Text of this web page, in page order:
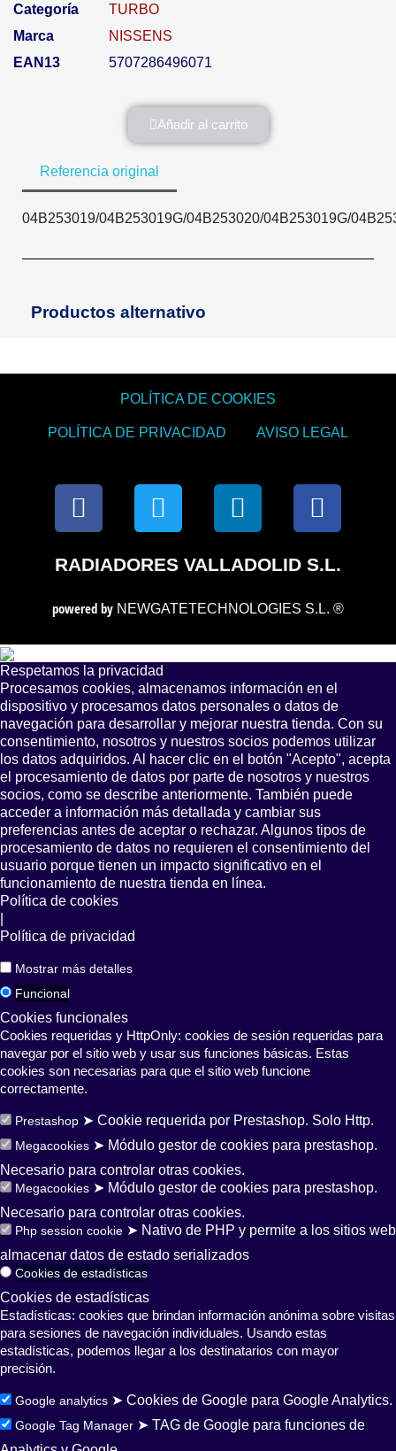
Categoría
TURBO
Marca
NISSENS
EAN13
5707286496071
Añadir al carrito
Referencia original
04B253019/04B253019G/04B253020/04B253019G/
Productos alternativo
POLÍTICA DE COOKIES
POLÍTICA DE PRIVACIDAD AVISO LEGAL
RADIADORES VALLADOLID S.L.
powered by NEWGATETECHNOLOGIES S.L. ®
Respetamos la privacidad
Procesamos cookies, almacenamos información en el
dispositivo y procesamos datos personales o datos de
navegación para desarrollar y mejorar nuestra tienda. Con su
consentimiento, nosotros y nuestros socios podemos utilizar
los datos adquiridos. Al hacer clic en el botón "Acepto", acepta
el procesamiento de datos por parte de nosotros y nuestros
socios, como se describe anteriormente. También puede
acceder a información más detallada y cambiar sus
preferencias antes de aceptar o rechazar. Algunos tipos de
procesamiento de datos no requieren el consentimiento del
usuario porque tienen un impacto significativo en el
funcionamiento de nuestra tienda en línea.
Política de cookies
Política de privacidad
Mostrar más detalles
Funcional
Cookies funcionales
Cookies requeridas y HttpOnly: cookies de sesión requeridas para
navegar por el sitio web y usar sus funciones básicas. Estas
cookies son necesarias para que el sitio web funcione
correctamente.
Prestashop ➤ Cookie requerida por Prestashop. Solo Http.
Megacookies ➤ Módulo gestor de cookies para prestashop.
Necesario para controlar otras cookies.
Megacookies ➤ Módulo gestor de cookies para prestashop.
Necesario para controlar otras cookies.
Php session cookie ➤ Nativo de PHP y permite a los sitios web
almacenar datos de estado serializados
Cookies de estadísticas
Cookies de estadísticas
Estadísticas: cookies que brindan información anónima sobre visitas
para sesiones de navegación individuales. Usando estas
estadísticas, podemos llegar a los destinatarios con mayor
precisión.
Google analytics ➤ Cookies de Google para Google Analytics.
Google Tag Manager ➤ TAG de Google para funciones de